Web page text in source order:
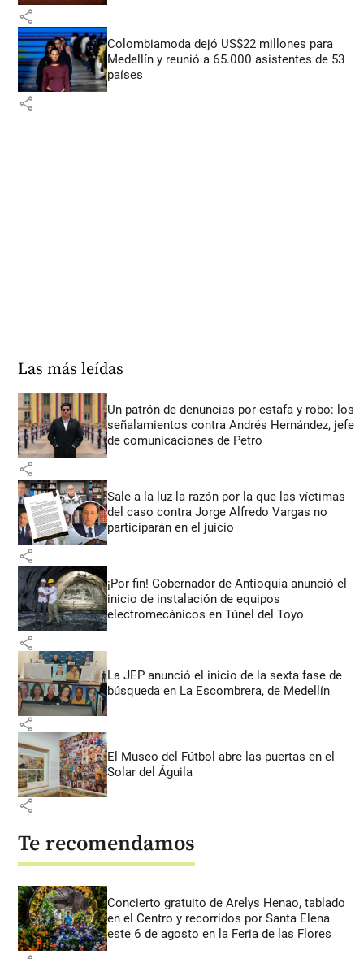
share
Colombiamoda dejó US$22 millones para
Medellín y reunió a 65.000 asistentes de 53
países
share
Las más leídas
Un patrón de denuncias por estafa y robo: los
señalamientos contra Andrés Hernández, jefe
de comunicaciones de Petro
share
Sale a la luz la razón por la que las víctimas
del caso contra Jorge Alfredo Vargas no
participarán en el juicio
share
¡Por fin! Gobernador de Antioquia anunció el
inicio de instalación de equipos
electromecánicos en Túnel del Toyo
share
La JEP anunció el inicio de la sexta fase de
búsqueda en La Escombrera, de Medellín
share
El Museo del Fútbol abre las puertas en el
Solar del Águila
share
Te recomendamos
Concierto gratuito de Arelys Henao, tablado
en el Centro y recorridos por Santa Elena
este 6 de agosto en la Feria de las Flores